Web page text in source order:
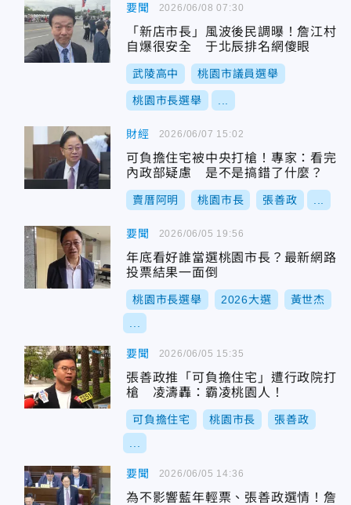
要聞
「新店市長」風波後民調曝！詹江村
自爆很安全 于北辰排名網傻眼
武陵高中 桃園市議員選舉
桃園市長選舉
2026/06/08 07:30
財經
可負擔住宅被中央打槍！專家：看完
內政部疑慮 是不是搞錯了什麼？
賣厝阿明 桃園市長 張善政
2026/06/07 15:02
要聞
年底看好誰當選桃園市長？最新網路
投票結果一面倒
桃園市長選舉 2026大選 黃世杰
2026/06/05 19:56
要聞
張善政推「可負擔住宅」遭行政院打
槍 凌濤轟：霸凌桃園人！
可負擔住宅 桃園市長 張善政
2026/06/05 15:35
要聞
為不影響藍年輕票、張善政選情！詹
2026/06/05 14:36